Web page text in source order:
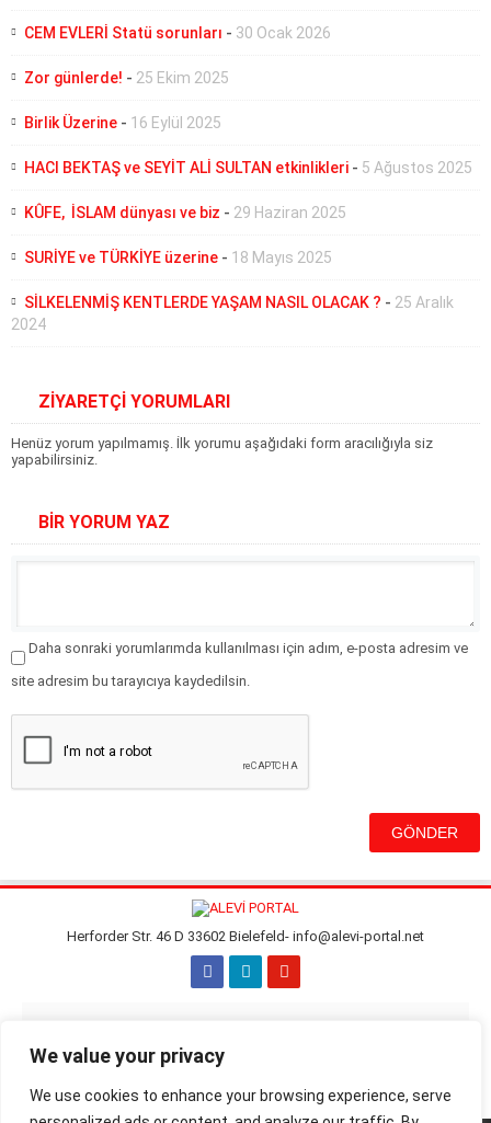
We value your privacy
We use cookies to enhance your browsing experience, serve
CEM EVLERİ Statü sorunları - 30 Ocak 2026
Zor günlerde! - 25 Ekim 2025
Birlik Üzerine - 16 Eylül 2025
HACI BEKTAŞ ve SEYİT ALİ SULTAN etkinlikleri - 5 Ağustos 2025
KÛFE, İSLAM dünyası ve biz - 29 Haziran 2025
SURİYE ve TÜRKİYE üzerine - 18 Mayıs 2025
SİLKELENMİŞ KENTLERDE YAŞAM NASIL OLACAK ? - 25 Aralık
2024
ZİYARETÇİ YORUMLARI
Henüz yorum yapılmamış. İlk yorumu aşağıdaki form aracılığıyla siz
yapabilirsiniz.
BİR YORUM YAZ
Daha sonraki yorumlarımda kullanılması için adım, e-posta adresim ve
site adresim bu tarayıcıya kaydedilsin.
Herforder Str. 46 D 33602 Bielefeld- info@alevi-portal.net
Çerez Politikası